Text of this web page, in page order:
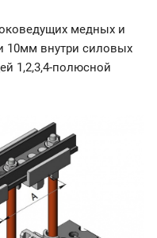
медных и
внутри силовых
1,2,3,4-полюсной